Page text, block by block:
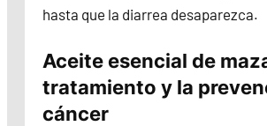
hasta que la diarrea desaparezca.
Aceite esencial de
tratamiento y la
cáncer